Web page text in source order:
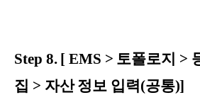
Step 8. [ EMS > 토폴로지 >
집 > 자산 정보 입력(공통)]